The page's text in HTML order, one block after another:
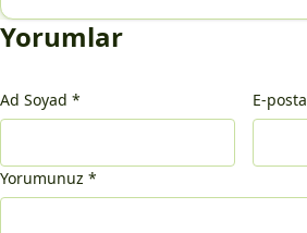
Yorumlar
Ad Soyad * E-posta
Yorumunuz *